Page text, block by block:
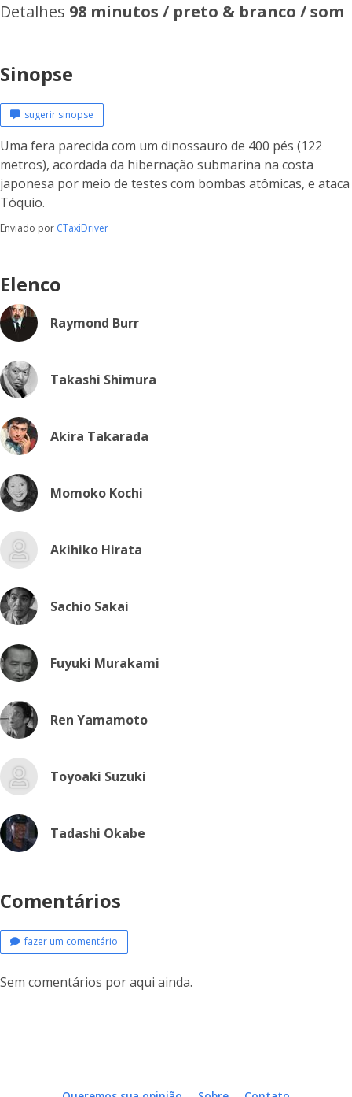
Detalhes 98 minutos / preto & branco / som
Sinopse
sugerir sinopse
Uma fera parecida com um dinossauro de 400 pés (122
metros), acordada da hibernação submarina na costa
japonesa por meio de testes com bombas atômicas, e ataca
Tóquio.
Enviado por CTaxiDriver
Elenco
Raymond Burr
Takashi Shimura
Akira Takarada
Momoko Kochi
Akihiko Hirata
Sachio Sakai
Fuyuki Murakami
Ren Yamamoto
Toyoaki Suzuki
Tadashi Okabe
Comentários
fazer um comentário
Sem comentários por aqui ainda.